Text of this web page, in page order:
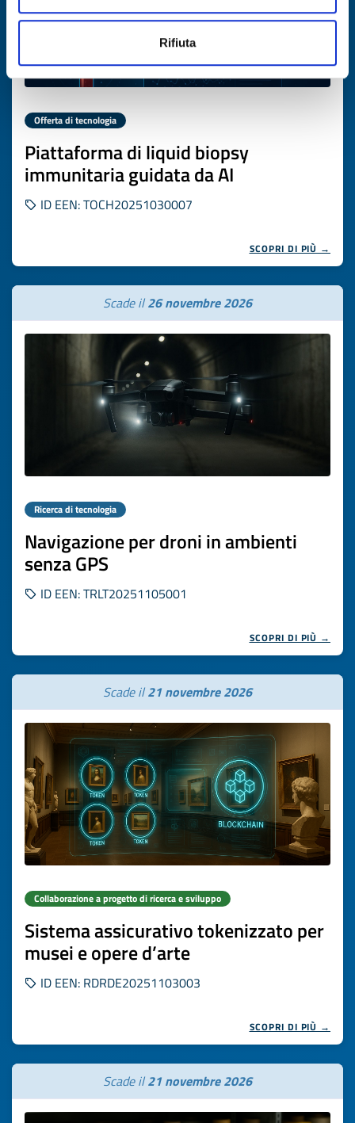
Rifiuta
Offerta di tecnologia
Piattaforma di liquid biopsy
immunitaria guidata da AI
ID EEN: TOCH20251030007
SCOPRI DI PIÙ →
Scade il26 novembre 2026
Ricerca di tecnologia
Navigazione per droni in ambienti
senza GPS
ID EEN: TRLT20251105001
SCOPRI DI PIÙ →
Scade il21 novembre 2026
Collaborazione a progetto di ricerca e sviluppo
Sistema assicurativo tokenizzato per
musei e opere d’arte
ID EEN: RDRDE20251103003
SCOPRI DI PIÙ →
Scade il21 novembre 2026